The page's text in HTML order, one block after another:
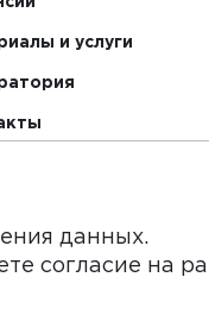
и услуги
сайт и его
данных.
согласие на